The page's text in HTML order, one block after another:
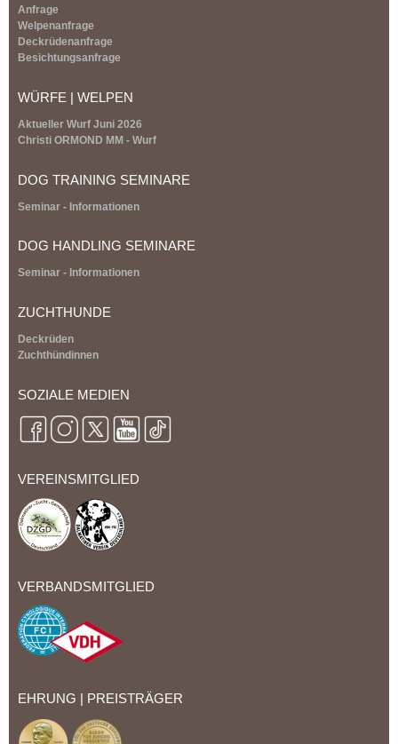
k
i
s
e
e
r
n
)
Anfrage
Welpenanfrage
Deckrüdenanfrage
Besichtungsanfrage
WÜRFE | WELPEN
Aktueller Wurf Juni 2026
Christi ORMOND MM - Wurf
DOG TRAINING SEMINARE
Seminar - Informationen
DOG HANDLING SEMINARE
Seminar - Informationen
ZUCHTHUNDE
Deckrüden
Zuchthündinnen
SOZIALE MEDIEN
VEREINSMITGLIED
VERBANDSMITGLIED
EHRUNG | PREISTRÄGER